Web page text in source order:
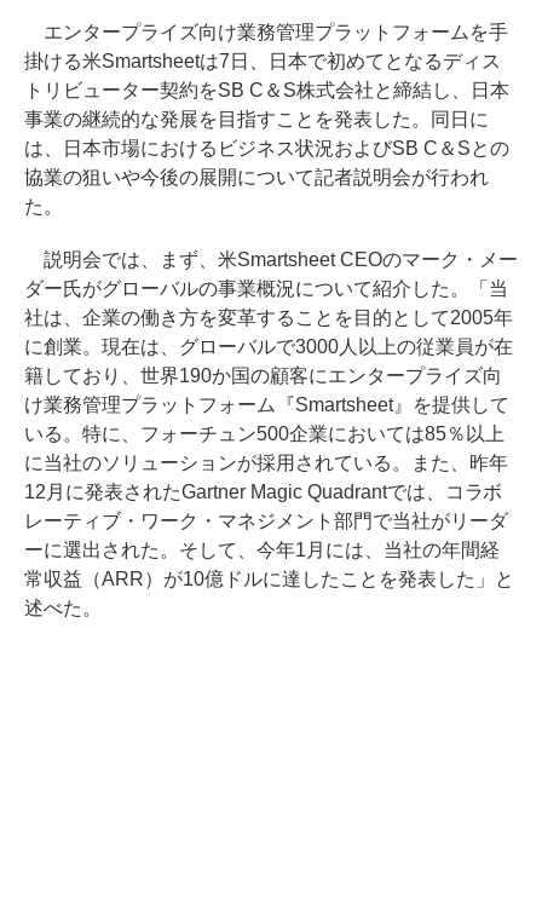
エンタープライズ向け業務管理プラットフォームを手
掛ける米Smartsheetは7日、日本で初めてとなるディス
トリビューター契約をSB C＆S株式会社と締結し、日本
事業の継続的な発展を目指すことを発表した。同日に
は、日本市場におけるビジネス状況およびSB C＆Sとの
協業の狙いや今後の展開について記者説明会が行われ
た。
説明会では、まず、米Smartsheet CEOのマーク・メー
ダー氏がグローバルの事業概況について紹介した。「当
社は、企業の働き方を変革することを目的として2005年
に創業。現在は、グローバルで3000人以上の従業員が在
籍しており、世界190か国の顧客にエンタープライズ向
け業務管理プラットフォーム『Smartsheet』を提供して
いる。特に、フォーチュン500企業においては85％以上
に当社のソリューションが採用されている。また、昨年
12月に発表されたGartner Magic Quadrantでは、コラボ
レーティブ・ワーク・マネジメント部門で当社がリーダ
ーに選出された。そして、今年1月には、当社の年間経
常収益（ARR）が10億ドルに達したことを発表した」と
述べた。